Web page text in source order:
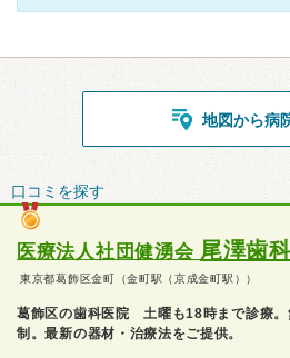
地図から病
口コミを探す
医療法人社団健湧会 尾澤歯
東京都葛飾区金町（金町駅（京成金町駅））
葛飾区の歯科医院 土曜も18時まで診療。
制。最新の器材・治療法をご提供。